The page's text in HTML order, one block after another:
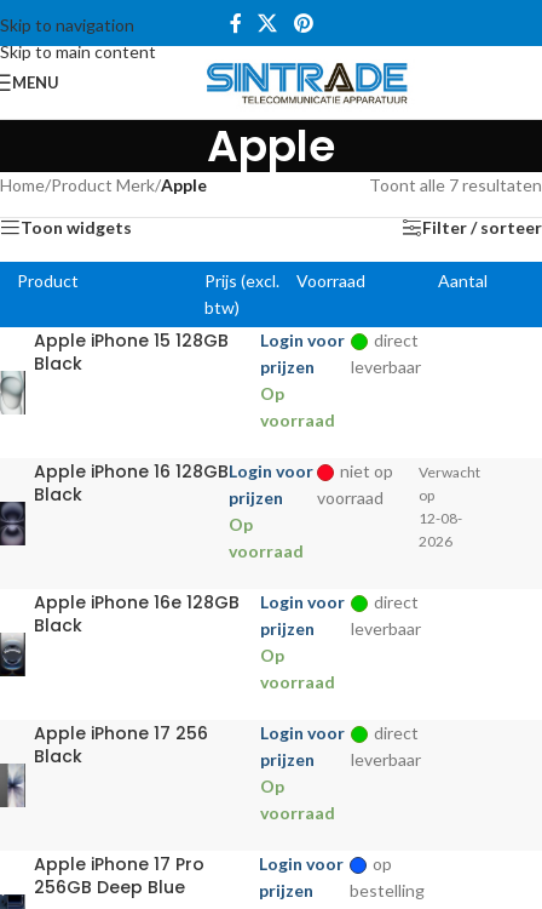
Skip to navigation
Skip to main content
MENU
Apple
Home/Product Merk/Apple Toont alle 7 resultaten
Toon widgets Filter / sorteer
Product
Prijs (excl.
btw)
Voorraad Aantal
Apple iPhone 15 128GB
Black
Login voor
prijzen
Op
voorraad
direct
leverbaar
Apple iPhone 16 128GB
Black
Login voor
prijzen
Op
voorraad
niet op
voorraad
Verwacht
op
12-08-
2026
Apple iPhone 16e 128GB
Black
Login voor
prijzen
Op
voorraad
direct
leverbaar
Apple iPhone 17 256
Black
Login voor
prijzen
Op
voorraad
direct
leverbaar
Apple iPhone 17 Pro
256GB Deep Blue
Login voor
prijzen
op
bestelling